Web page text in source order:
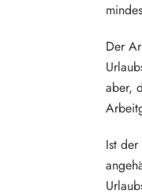
Der
aber,
Ist